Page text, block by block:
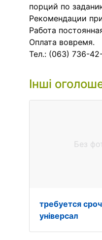
порций по
Рекомендации
Работа
Оплата вовремя.
Тел.: (063) 736-
Інші
Без
требуется
універсал